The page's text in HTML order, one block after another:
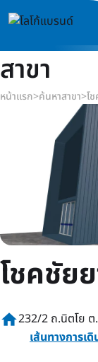
สาขา
หน้าแรก>ค้นหาสาขา>โ
โชคชัย
home232/2 ถ.นิตโย
เส้นทางการเ